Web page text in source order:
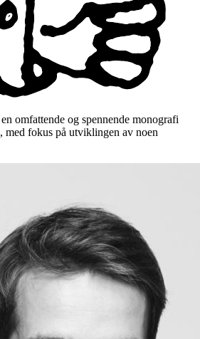
omfattende og spennende monografi
fokus på utviklingen av noen